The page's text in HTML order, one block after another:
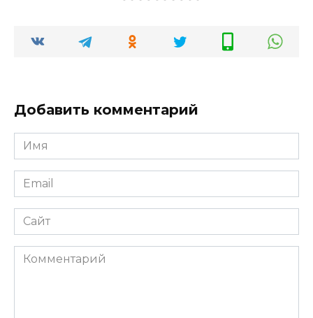
Добавить комментарий
Имя
*
Email
*
Сайт
Комментарий